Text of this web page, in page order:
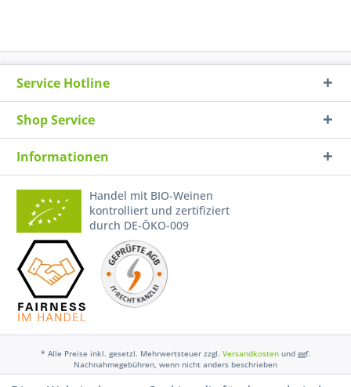
Service Hotline
Shop Service
Informationen
Handel mit BIO-Weinen
kontrolliert und zertifiziert
durch DE-ÖKO-009
* Alle Preise inkl. gesetzl. Mehrwertsteuer zzgl. Versandkosten und ggf.
Nachnahmegebühren, wenn nicht anders beschrieben